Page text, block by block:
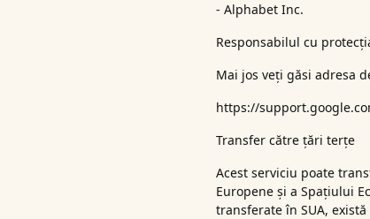
- Alphabet Inc.
Responsabilul cu
Mai jos veți găsi adresa
https://
Transfer către țări terțe
Acest serviciu poate
Europene și a Spațiului
transferate în SUA,